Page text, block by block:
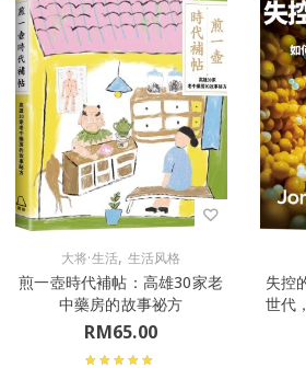
大将·生活, 生活风格
煎一壺時代補帖：高雄30家老
中藥房的故事祕方
RM65.00
失控
世代